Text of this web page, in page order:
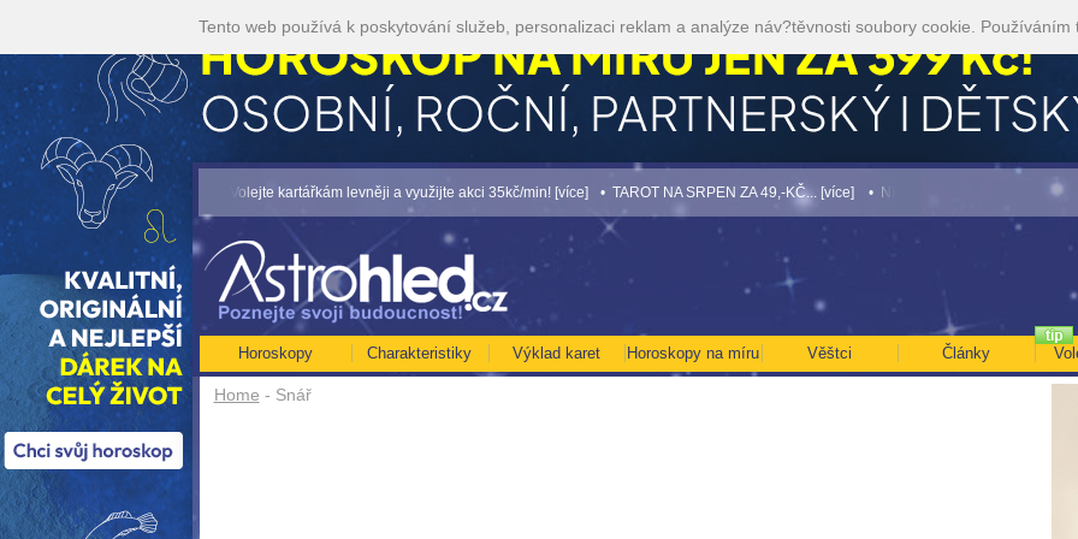
Home - Snář
Horoskopy Charakteristiky Výklad karet Horoskopy na míru Věštci Články
NA ROK 2026...[více] • Volejte kartářkám levněji a využijte akci 35kč/min! [více] • TAROT NA SRPEN ZA 49,-KČ... [více] • NEJVĚTŠÍ ROČNÍ HOROSKOP NA
Tento web používá k poskytování služeb, personalizaci reklam a analýze náv?těvnosti soubory cookie. Používáním